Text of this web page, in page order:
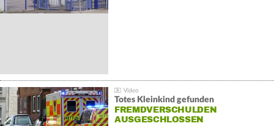
Totes Kleinkind gefunden
FREMDVERSCHULDEN
AUSGESCHLOSSEN